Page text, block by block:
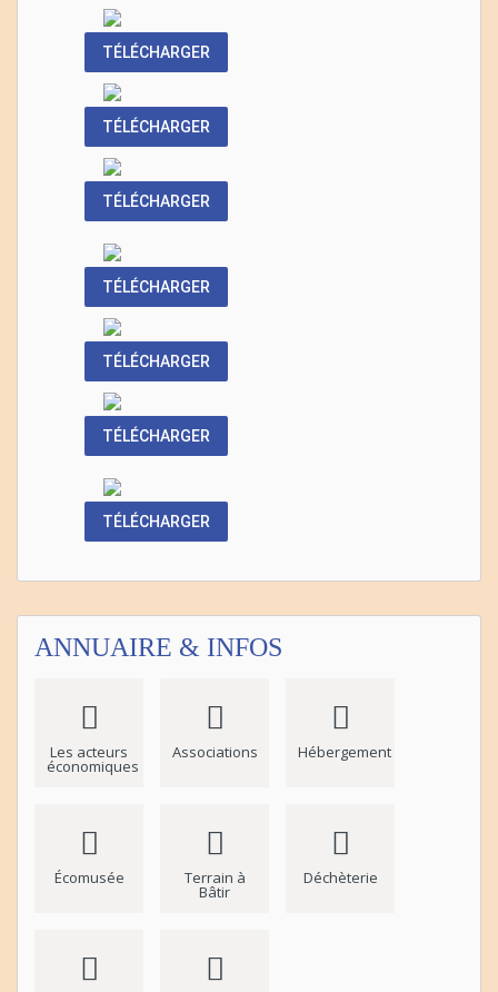
TÉLÉCHARGER
TÉLÉCHARGER
TÉLÉCHARGER
TÉLÉCHARGER
TÉLÉCHARGER
TÉLÉCHARGER
TÉLÉCHARGER
ANNUAIRE & INFOS
Les acteurs
économiques
Associations Hébergement
Écomusée Terrain à
Bâtir
Déchèterie